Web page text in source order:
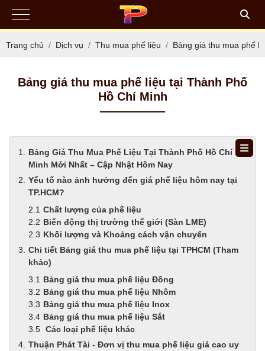
Trang chủ Dịch vụ Thu mua phế liệu Bảng giá thu mua phế
Bảng giá thu mua phế liệu tại Thành Phố
Hồ Chí Minh
Bảng Giá Thu Mua Phế Liệu Tại Thành Phố Hồ Chí
Minh Mới Nhất – Cập Nhật Hôm Nay
Yếu tố nào ảnh hưởng đến giá phế liệu hôm nay tại
TP.HCM?
Chất lượng của phế liệu
Biến động thị trường thế giới (Sàn LME)
Khối lượng và Khoảng cách vận chuyển
Chi tiết Bảng giá thu mua phế liệu tại TPHCM (Tham
khảo)
Bảng giá thu mua phế liệu Đồng
Bảng giá thu mua phế liệu Nhôm
Bảng giá thu mua phế liệu Inox
Bảng giá thu mua phế liệu Sắt
Các loại phế liệu khác
Thuận Phát Tài - Đơn vị thu mua phế liệu giá cao uy